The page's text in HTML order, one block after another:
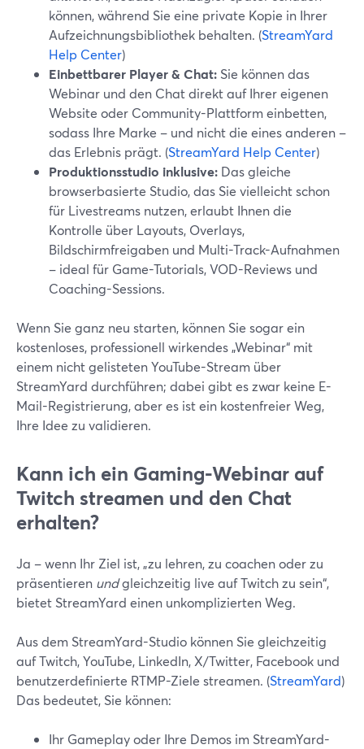
können, während Sie eine private Kopie in Ihrer
Aufzeichnungsbibliothek behalten. (StreamYard
Help Center)
Einbettbarer Player & Chat: Sie können das
Webinar und den Chat direkt auf Ihrer eigenen
Website oder Community-Plattform einbetten,
sodass Ihre Marke – und nicht die eines anderen –
das Erlebnis prägt. (StreamYard Help Center)
Produktionsstudio inklusive: Das gleiche
browserbasierte Studio, das Sie vielleicht schon
für Livestreams nutzen, erlaubt Ihnen die
Kontrolle über Layouts, Overlays,
Bildschirmfreigaben und Multi-Track-Aufnahmen
– ideal für Game-Tutorials, VOD-Reviews und
Coaching-Sessions.
Wenn Sie ganz neu starten, können Sie sogar ein
kostenloses, professionell wirkendes „Webinar“ mit
einem nicht gelisteten YouTube-Stream über
StreamYard durchführen; dabei gibt es zwar keine E-
Mail-Registrierung, aber es ist ein kostenfreier Weg,
Ihre Idee zu validieren.
Kann ich ein Gaming-Webinar auf
Twitch streamen und den Chat
erhalten?
Ja – wenn Ihr Ziel ist, „zu lehren, zu coachen oder zu
präsentieren undgleichzeitig live auf Twitch zu sein“,
bietet StreamYard einen unkomplizierten Weg.
Aus dem StreamYard-Studio können Sie gleichzeitig
auf Twitch, YouTube, LinkedIn, X/Twitter, Facebook und
benutzerdefinierte RTMP-Ziele streamen. (StreamYard)
Das bedeutet, Sie können:
Ihr Gameplay oder Ihre Demos im StreamYard-